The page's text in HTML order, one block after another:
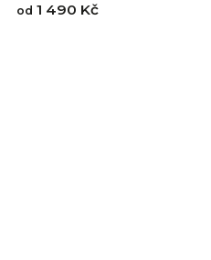
od 1 490 Kč